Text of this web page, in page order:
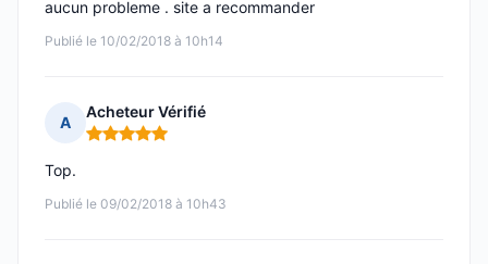
Publié le 10/02/2018 à 10h14
aucun probleme . site a recommander
A
Acheteur Vérifié
Note : 5 sur 5
Publié le 09/02/2018 à 10h43
Top.